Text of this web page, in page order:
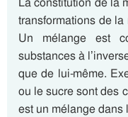
transformations de
Un mélange est
substances à
que de lui-même.
ou le sucre sont des
est un mélange